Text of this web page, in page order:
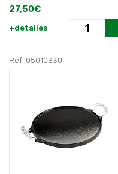
27,50€
+detalles
Ref: 05010330